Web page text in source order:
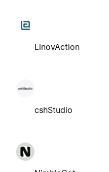
LinovAction
cshStudio